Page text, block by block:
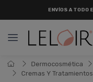
Dermocosmética
Cremas Y Tratamientos